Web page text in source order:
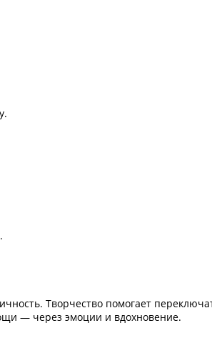
Творчество помогает
— через эмоции и вдохновение.